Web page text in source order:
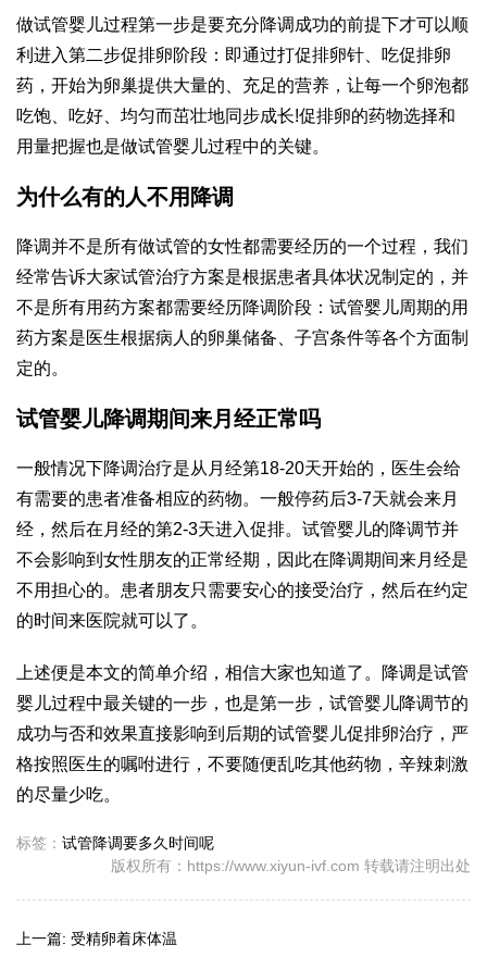
做试管婴儿过程第一步是要充分降调成功的前提下才可以顺
利进入第二步促排卵阶段：即通过打促排卵针、吃促排卵
药，开始为卵巢提供大量的、充足的营养，让每一个卵泡都
吃饱、吃好、均匀而茁壮地同步成长!促排卵的药物选择和
用量把握也是做试管婴儿过程中的关键。
为什么有的人不用降调
降调并不是所有做试管的女性都需要经历的一个过程，我们
经常告诉大家试管治疗方案是根据患者具体状况制定的，并
不是所有用药方案都需要经历降调阶段：试管婴儿周期的用
药方案是医生根据病人的卵巢储备、子宫条件等各个方面制
定的。
试管婴儿降调期间来月经正常吗
一般情况下降调治疗是从月经第18-20天开始的，医生会给
有需要的患者准备相应的药物。一般停药后3-7天就会来月
经，然后在月经的第2-3天进入促排。试管婴儿的降调节并
不会影响到女性朋友的正常经期，因此在降调期间来月经是
不用担心的。患者朋友只需要安心的接受治疗，然后在约定
的时间来医院就可以了。
上述便是本文的简单介绍，相信大家也知道了。降调是试管
婴儿过程中最关键的一步，也是第一步，试管婴儿降调节的
成功与否和效果直接影响到后期的试管婴儿促排卵治疗，严
格按照医生的嘱咐进行，不要随便乱吃其他药物，辛辣刺激
的尽量少吃。
标签： 试管降调要多久时间呢
版权所有：https://www.xiyun-ivf.com 转载请注明出处
上一篇: 受精卵着床体温